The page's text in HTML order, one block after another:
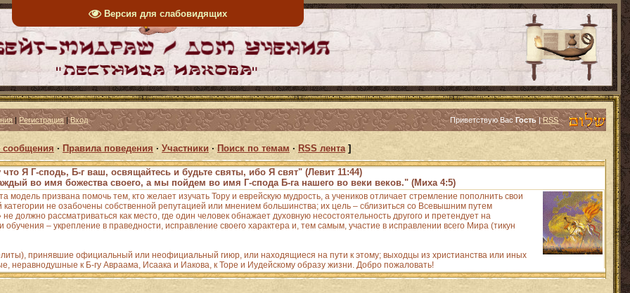
Версия для слабовидящих
| Регистрация|Вход Приветствую Вас Гость|RSS
сообщения · Правила поведения · Участники· Поиск по темам · RSS лента]
Я Г-сподь, Б-г ваш, освящайтесь и будьте святы, ибо Я свят" (Левит 11:44)
во имя божества своего, а мы пойдем во имя Г-спода Б-га нашего во веки веков." (Миха 4:5)
модель призвана помочь тем, кто желает изучать Тору и еврейскую мудрость, а учеников отличает стремление пополнить свои
не озабочены собственной репутацией или мнением большинства; их цель – сблизиться со Всевышним путем
рассматриваться как место, где один человек обнажает духовную несостоятельность другого и претендует на
– укрепление в праведности, исправление своего характера и, тем самым, участие в исправлении всего Мира (тикун
принявшие официальный или неофициальный гиюр, или находящиеся на пути к этому; выходцы из христианства или иных
неравнодушные к Б-гу Авраама, Исаака и Иакова, к Торе и Иудейскому образу жизни. Добро пожаловать!